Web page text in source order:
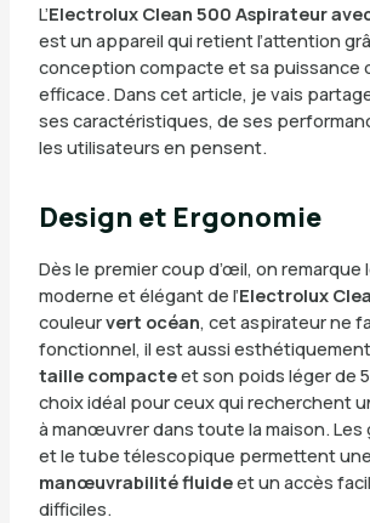
L’Electrolux Clean 500 Aspirateur
est un appareil qui retient l’attention
conception compacte et sa puissance
efficace. Dans cet article, je vais
ses caractéristiques, de ses
les utilisateurs en pensent.
Design et Ergonomie
Dès le premier coup d’œil, on remarque
moderne et élégant de l’Electrolux
couleurvert océan, cet aspirateur ne
fonctionnel, il est aussi
taille compacteet son poids léger de
choix idéal pour ceux qui recherchent
à manœuvrer dans toute la maison. Les
et le tube télescopique permettent une
manœuvrabilité fluideet un accès
difficiles.